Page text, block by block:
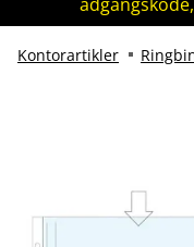
Kontorartikler